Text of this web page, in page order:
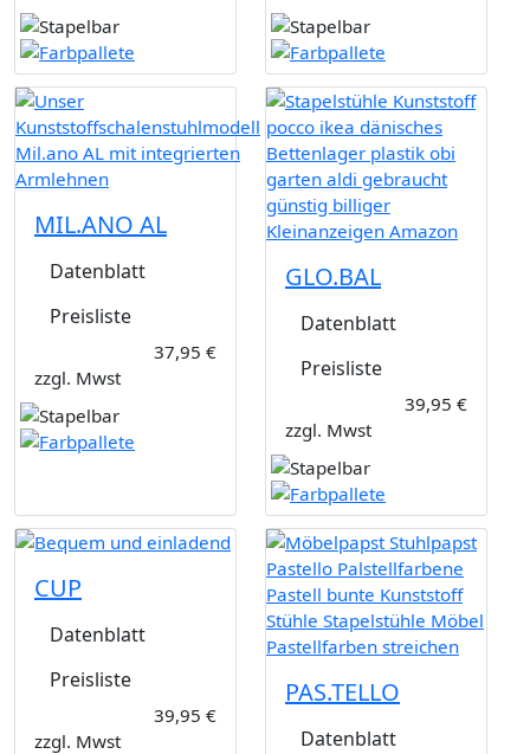
MIL.ANO AL
Datenblatt
Preisliste
37,95 €
zzgl. Mwst
GLO.BAL
Datenblatt
Preisliste
39,95 €
zzgl. Mwst
CUP
Datenblatt
Preisliste
39,95 €
zzgl. Mwst
PAS.TELLO
Datenblatt